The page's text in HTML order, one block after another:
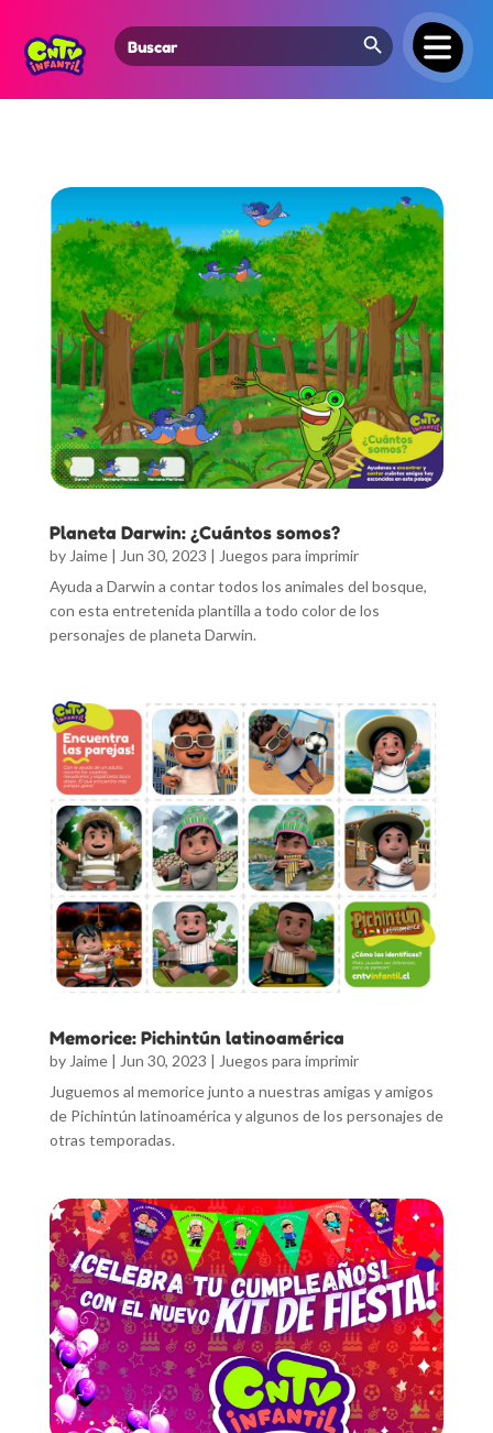
Search
for:
Search Button
Planeta Darwin: ¿Cuántos somos?
by Jaime| Jun 30, 2023 | Juegos para imprimir
Ayuda a Darwin a contar todos los animales del bosque,
con esta entretenida plantilla a todo color de los
personajes de planeta Darwin.
Memorice: Pichintún latinoamérica
byJaime| Jun 30, 2023 | Juegos para imprimir
Juguemos al memorice junto a nuestras amigas y amigos
de Pichintún latinoamérica y algunos de los personajes de
otras temporadas.